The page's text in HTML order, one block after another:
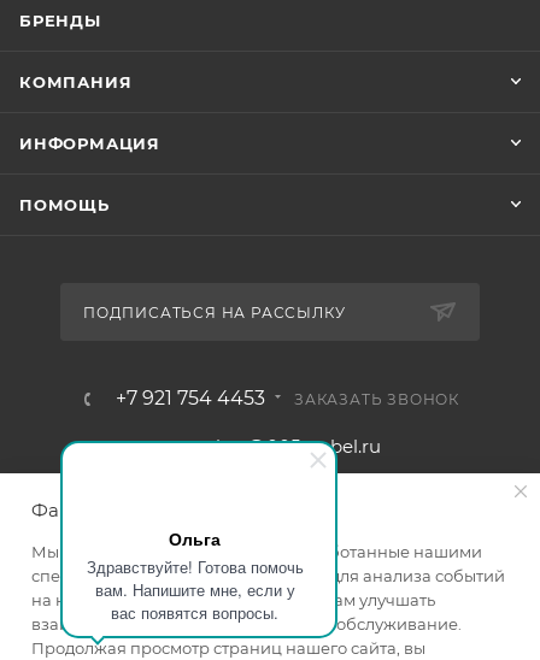
Ольга
Здравствуйте! Готова помочь
вам. Напишите мне, если у
вас появятся вопросы.
БРЕНДЫ
КОМПАНИЯ
ИНФОРМАЦИЯ
ПОМОЩЬ
ПОДПИСАТЬСЯ НА РАССЫЛКУ
+7 921 754 4453 ЗАКАЗАТЬ ЗВОНОК
zakaz@005mebel.ru
Файлы cookie
Мы используем файлы cookie, разработанные нашими
специалистами и третьими лицами, для анализа событий
на нашем веб-сайте, что позволяет нам улучшать
взаимодействие с пользователями и обслуживание.
Продолжая просмотр страниц нашего сайта, вы